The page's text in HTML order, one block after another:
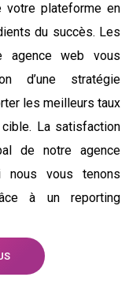
votre plateforme en
du succès. Les
agence web vous
d’une stratégie
les meilleurs taux
La satisfaction
de notre agence
nous vous tenons
à un reporting